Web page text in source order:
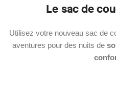
Le sac de
Utilisez votre nouveau sac de
aventures pour des nuits de